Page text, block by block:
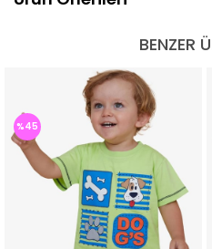
BENZER
%45